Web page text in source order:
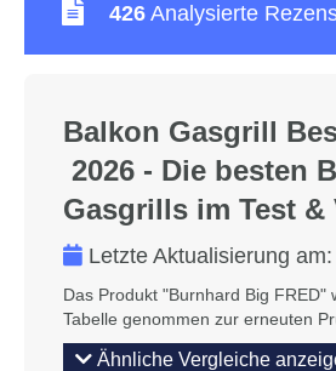
426 Analysierte
Balkon Gasgrill
2026 - Die besten
Gasgrills im Test &
Letzte Aktualisierung am:
Das Produkt "Burnhard Big FRED"
Tabelle genommen zur erneuten
Ähnliche Vergleiche